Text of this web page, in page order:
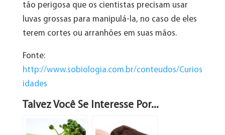
tão perigosa que os cientistas precisam usar
luvas grossas para manipulá-la, no caso de eles
terem cortes ou arranhões em suas mãos.
Fonte:
http://www.sobiologia.com.br/conteudos/Curios
idades
Talvez Você Se Interesse Por...